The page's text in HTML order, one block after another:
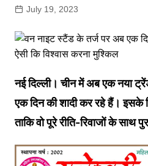
July 19, 2023
नई दिल्ली। चीन में अब एक नया
एक दिन की शादी कर रहे हैं। इसके
ताकि वो पूरे रीति-रिवाजों के साथ